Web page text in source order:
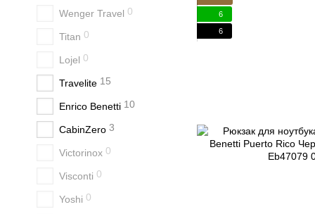
6
6
Wenger Travel 0
Titan 0
Lojel 0
Travelite 15
Enrico Benetti 10
CabinZero 3
Victorinox 0
Visconti 0
Yoshi 0